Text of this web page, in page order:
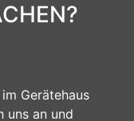
Gerätehaus
uns an und